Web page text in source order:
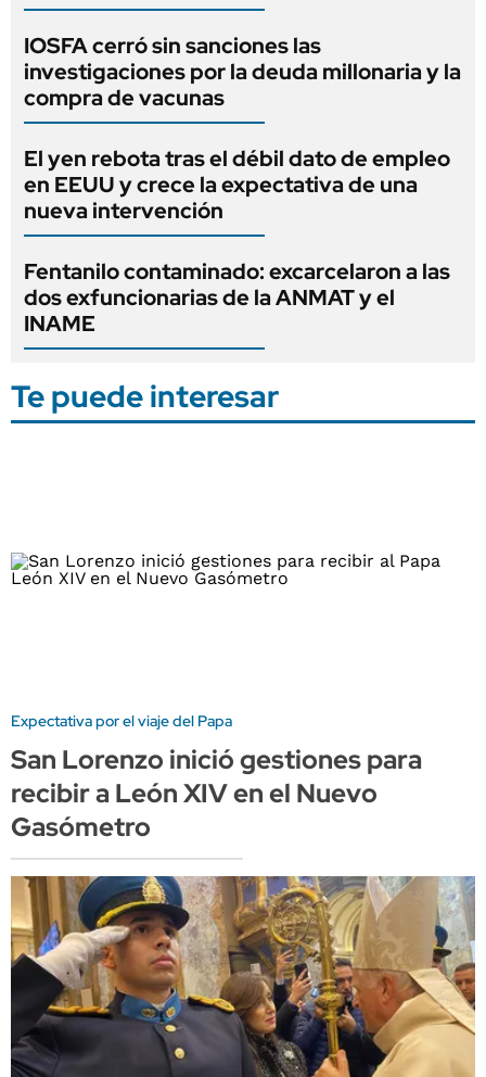
IOSFA cerró sin sanciones las
investigaciones por la deuda millonaria y la
compra de vacunas
El yen rebota tras el débil dato de empleo
en EEUU y crece la expectativa de una
nueva intervención
Fentanilo contaminado: excarcelaron a las
dos exfuncionarias de la ANMAT y el
INAME
Te puede interesar
Expectativa por el viaje del Papa
San Lorenzo inició gestiones para
recibir a León XIV en el Nuevo
Gasómetro